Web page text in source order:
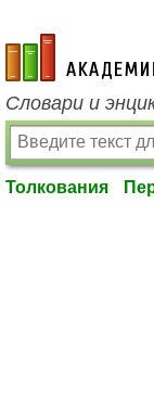
academic.ru
Словари и
Толкования